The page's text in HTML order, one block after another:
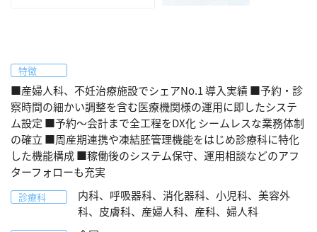
特徴
■産婦人科、不妊治療施設でシェアNo.1 導入実績 ■予約・診
察時間の細かい調整を含む医療機関様の運用に即したシステ
ム設定 ■予約～会計まで全工程をDX化 シームレスな業務体制
の確立 ■周産期連携や凍結胚管理機能をはじめ診療科に特化
した機能構成 ■稼働後のシステム保守、運用相談などのアフ
ターフォローも充実
診療科
内科、呼吸器科、消化器科、小児科、美容外
科、皮膚科、産婦人科、産科、婦人科